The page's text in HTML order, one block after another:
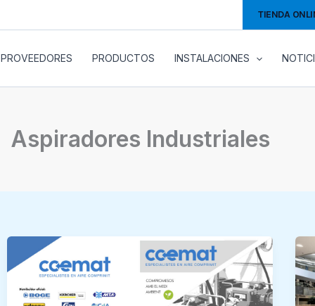
TIENDA
PROVEEDORES PRODUCTOS INSTALACIONES
Aspiradores Industriales